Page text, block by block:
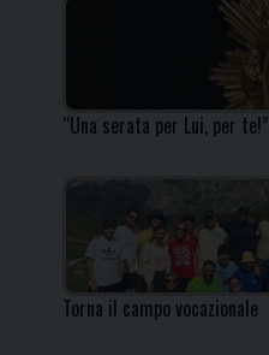
“Una serata per Lui, per te!”
Torna il campo vocazionale